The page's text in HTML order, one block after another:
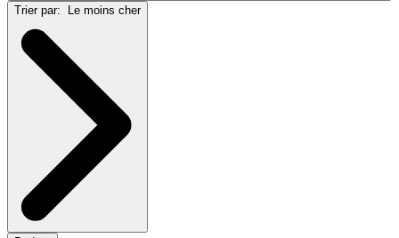
Trier par:
Le moins cher